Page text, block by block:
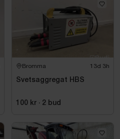
Bromma 13d 3h
Svetsaggregat HBS
100 kr · 2 bud